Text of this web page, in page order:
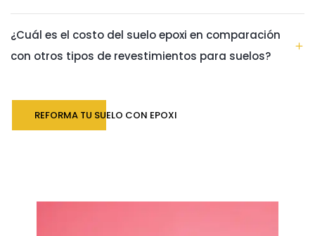
¿Cuál es el costo del suelo epoxi en comparación
con otros tipos de revestimientos para suelos?
REFORMA TU SUELO CON EPOXI